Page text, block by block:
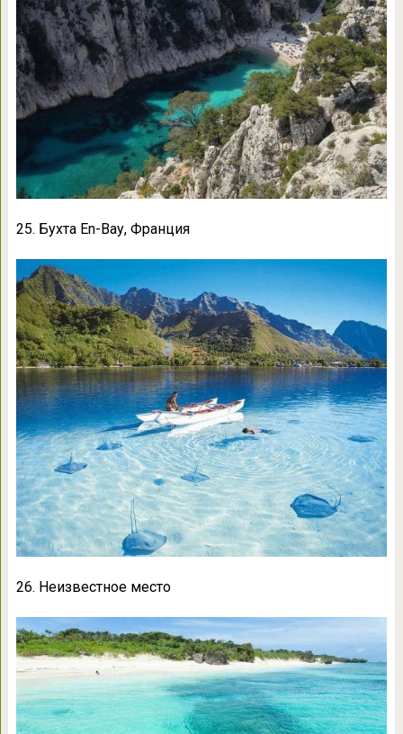
25. Бухта En-Вау, Франция
26. Неизвестное место